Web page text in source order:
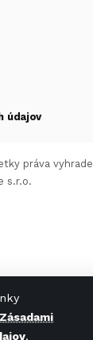
Zásadami
.
údajov
práva
s.r.o.